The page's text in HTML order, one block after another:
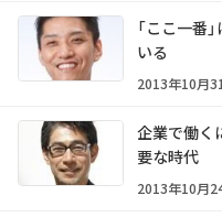
「ここ一番
いる
2013年10月
企業で働く
要な時代
2013年10月